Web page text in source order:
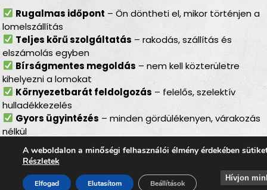
Rugalmas időpont – Ön döntheti el, mikor történjen a
lomelszállítás
Teljes körű szolgáltatás – rakodás, szállítás és
elszámolás egyben
Bírságmentes megoldás – nem kell közterületre
kihelyezni a lomokat
Környezetbarát feldolgozás – felelős, szelektív
hulladékkezelés
Gyors ügyintézés – minden gördülékenyen, várakozás
nélkül
LomtalanításNagyradán–
ideális választás minden
A weboldalon a minőségi felhasználói élmény érdekében
Részletek
Elfogad Elutasítom Beállítások
Hívjon